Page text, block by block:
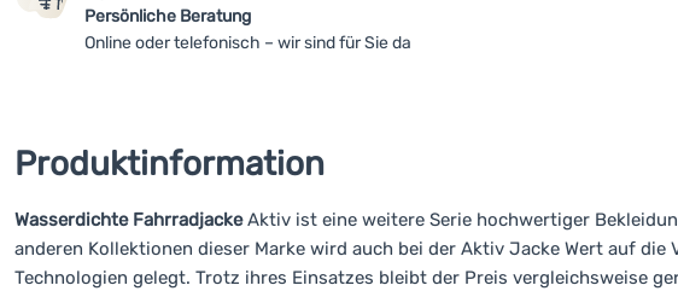
Persönliche Beratung
Online oder telefonisch – wir sind für Sie da
Produktinformation
Wasserdichte FahrradjackeAktiv ist eine weitere Serie hochwertiger
anderen Kollektionen dieser Marke wird auch bei der Aktiv Jacke Wert auf die
Technologien gelegt. Trotz ihres Einsatzes bleibt der Preis vergleichsweise